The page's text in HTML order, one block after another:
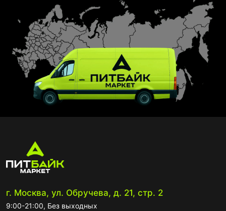
г. Москва, ул. Обручева, д. 21, стр. 2
9:00-21:00, Без выходных